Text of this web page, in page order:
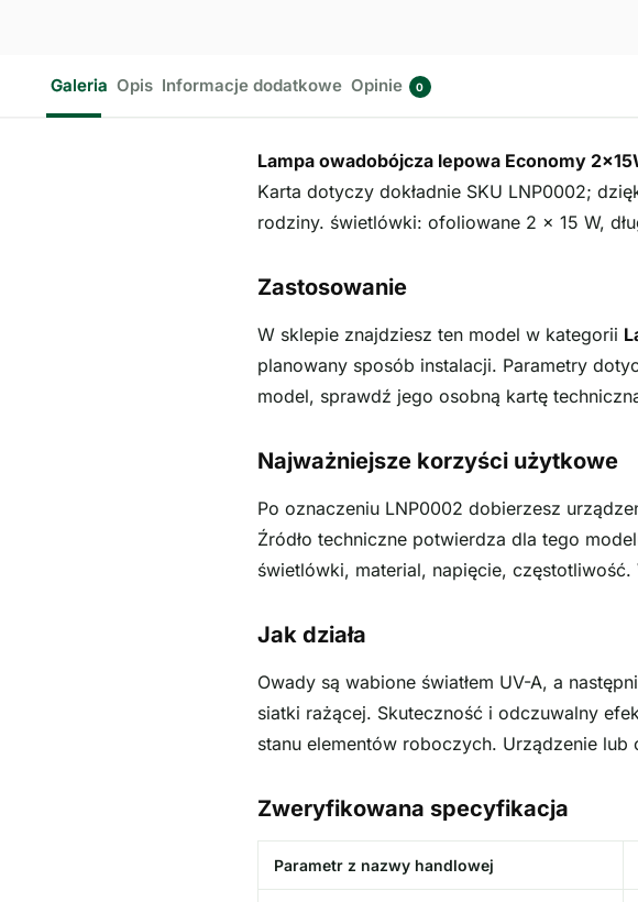
Galeria Opis Informacje dodatkowe Opinie 0
Lampa owadobójcza lepowa Economy
Karta dotyczy dokładnie SKU LNP0002;
rodziny. świetlówki: ofoliowane 2 × 15 W,
Zastosowanie
W sklepie znajdziesz ten model w kategorii
planowany sposób instalacji. Parametry
model, sprawdź jego osobną kartę
Najważniejsze korzyści użytkowe
Po oznaczeniu LNP0002 dobierzesz
Źródło techniczne potwierdza dla tego
świetlówki, material, napięcie,
Jak działa
Owady są wabione światłem UV-A, a
siatki rażącej. Skuteczność i odczuwalny
stanu elementów roboczych. Urządzenie
Zweryfikowana specyfikacja
Parametr z nazwy handlowej